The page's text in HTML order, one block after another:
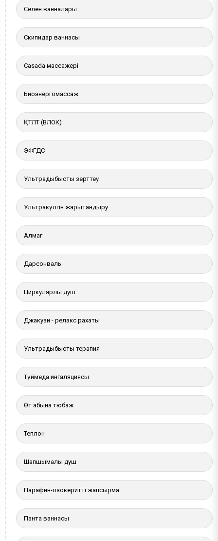
Селен ванналары
Скипидар ваннасы
Casada массажері
Биоэнергомассаж
ҚТЛТ (ВЛОК)
ЭФГДС
Ультрадыбыстық зерттеу
Ультракүлгін жарықтандыру
Алмаг
Дарсонваль
Циркулярлы душ
Джакузи - релакс рахаты
Ультрадыбыстық терапия
Түймедақ ингаляциясы
Өт қабына тюбаж
Теплон
Шапшымалы душ
Парафин-озокеритті жапсырма
Панта ваннасы